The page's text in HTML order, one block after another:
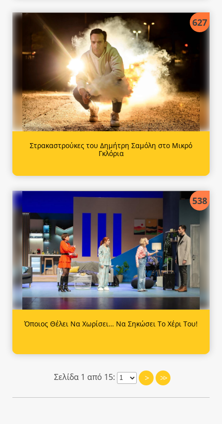
627
Στρακαστρούκες του Δημήτρη Σαμόλη στο Μικρό
Γκλόρια
538
Όποιος Θέλει Να Χωρίσει… Να Σηκώσει Το Χέρι Του!
Σελίδα 1 από 15: > >>